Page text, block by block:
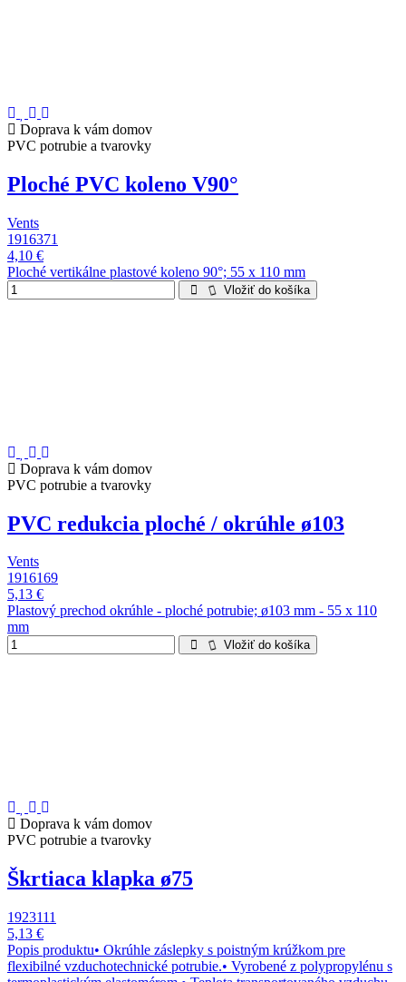
Doprava k vám domov
PVC potrubie a tvarovky
Ploché PVC koleno V90°
Vents
1916371
4,10 €
Ploché vertikálne plastové koleno 90°; 55 x 110 mm
Vložiť do košíka
Doprava k vám domov
PVC potrubie a tvarovky
PVC redukcia ploché / okrúhle ø103
Vents
1916169
5,13 €
Plastový prechod okrúhle - ploché potrubie; ø103 mm - 55 x 110
mm
Vložiť do košíka
Doprava k vám domov
PVC potrubie a tvarovky
Škrtiaca klapka ø75
1923111
5,13 €
Popis produktu• Okrúhle záslepky s poistným krúžkom pre
flexibilné vzduchotechnické potrubie.• Vyrobené z polypropylénu s